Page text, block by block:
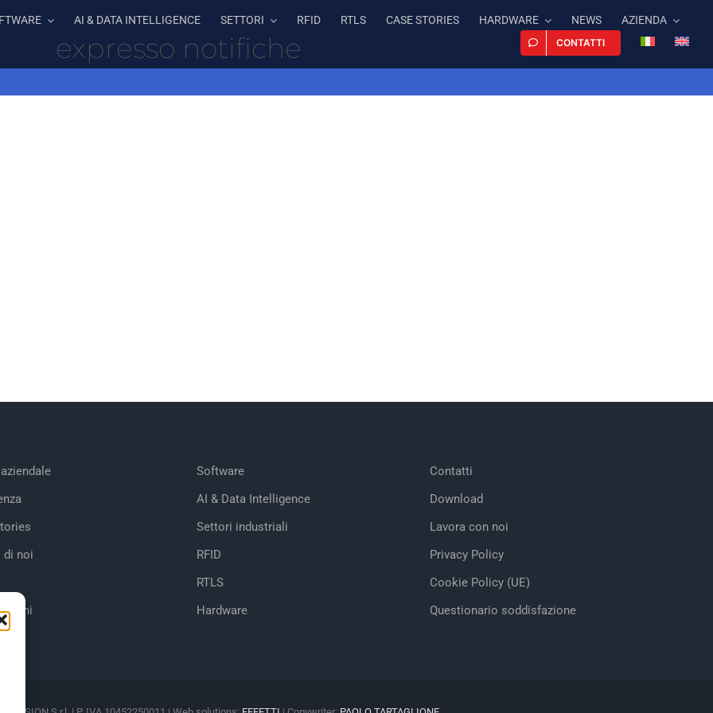
AI & DATA INTELLIGENCE SETTORI RFID RTLS CASE STORIES HARDWARE NEWS AZIENDA
CONTATTI
expresso notifiche
di noi
Software
AI & Data Intelligence
Settori industriali
RFID
RTLS
Hardware
Contatti
Download
Lavora con noi
Privacy Policy
Cookie Policy (UE)
Questionario soddisfazione